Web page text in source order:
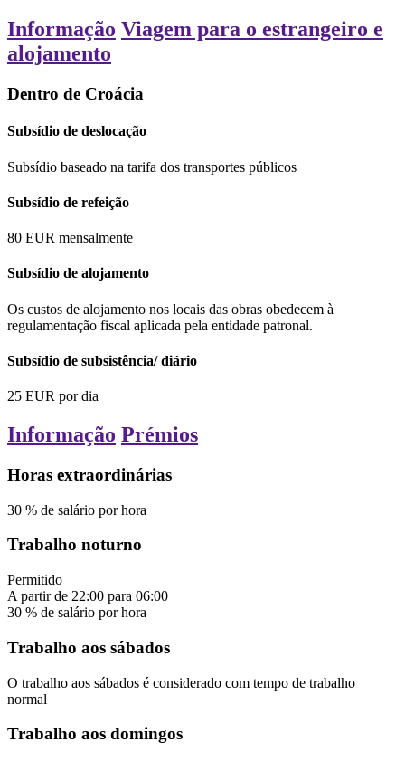
Informação Viagem para o estrangeiro e
alojamento
Dentro de Croácia
Subsídio de deslocação
Subsídio baseado na tarifa dos transportes públicos
Subsídio de refeição
80 EUR mensalmente
Subsídio de alojamento
Os custos de alojamento nos locais das obras obedecem à
regulamentação fiscal aplicada pela entidade patronal.
Subsídio de subsistência/ diário
25 EUR por dia
Informação Prémios
Horas extraordinárias
30 % de salário por hora
Trabalho noturno
Permitido
A partir de 22:00 para 06:00
30 % de salário por hora
Trabalho aos sábados
O trabalho aos sábados é considerado com tempo de trabalho
normal
Trabalho aos domingos